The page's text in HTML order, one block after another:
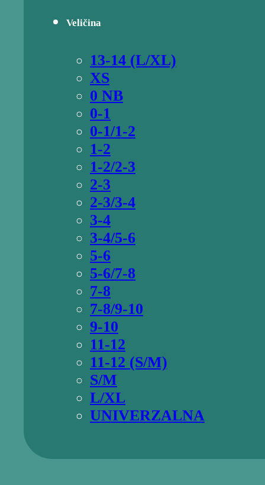
Veličina
13-14 (L/XL)
XS
0 NB
0-1
0-1/1-2
1-2
1-2/2-3
2-3
2-3/3-4
3-4
3-4/5-6
5-6
5-6/7-8
7-8
7-8/9-10
9-10
11-12
11-12 (S/M)
S/M
L/XL
UNIVERZALNA